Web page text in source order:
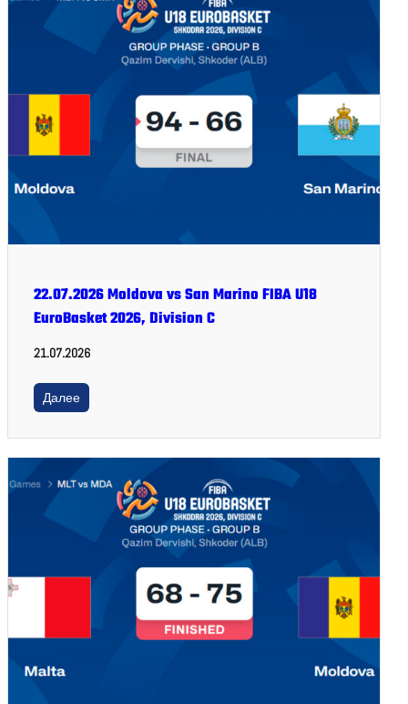
22.07.2026 Moldova vs San Marino FIBA U18
EuroBasket 2026, Division C
21.07.2026
Далее